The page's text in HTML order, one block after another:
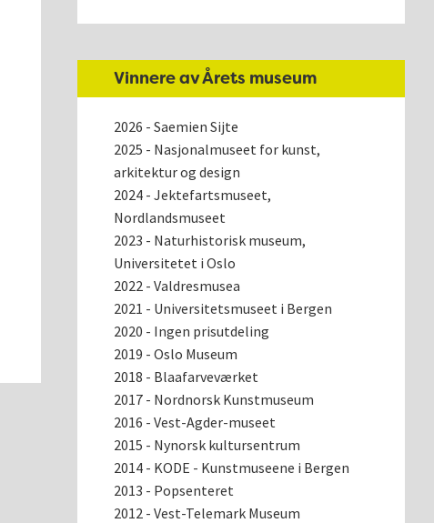
Vinnere av Årets museum
2026 - Saemien Sijte
2025 - Nasjonalmuseet for kunst,
arkitektur og design
2024 - Jektefartsmuseet,
Nordlandsmuseet
2023 - Naturhistorisk museum,
Universitetet i Oslo
2022 - Valdresmusea
2021 - Universitetsmuseet i Bergen
2020 - Ingen prisutdeling
2019 - Oslo Museum
2018 - Blaafarveværket
2017 - Nordnorsk Kunstmuseum
2016 - Vest-Agder-museet
2015 - Nynorsk kultursentrum
2014 - KODE - Kunstmuseene i Bergen
2013 - Popsenteret
2012 - Vest-Telemark Museum